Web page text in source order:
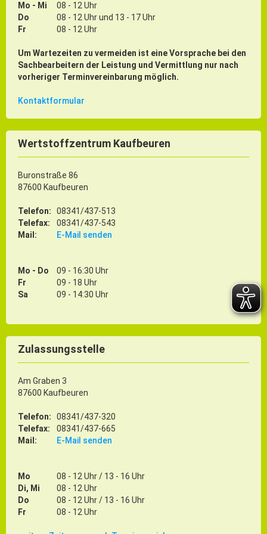
Mo - Mi
08 - 12 Uhr
Do
08 - 12 Uhr und 13 - 17 Uhr
Fr
08 - 12 Uhr
Um Wartezeiten zu vermeiden ist eine Vorsprache bei den
Sachbearbeitern der Leistung und Vermittlung nur nach
vorheriger Terminvereinbarung möglich.
Kontaktformular
Wertstoffzentrum Kaufbeuren
Buronstraße 86
87600 Kaufbeuren
Telefon:
08341/437-513
Telefax:
08341/437-543
Mail:
E-Mail senden
Mo - Do
09 - 16:30 Uhr
Fr
09 - 18 Uhr
Sa
09 - 14:30 Uhr
Zulassungsstelle
Am Graben 3
87600 Kaufbeuren
Telefon:
08341/437-320
Telefax:
08341/437-665
Mail:
E-Mail senden
Mo
08 - 12 Uhr / 13 - 16 Uhr
Di, Mi
08 - 12 Uhr
Do
08 - 12 Uhr / 13 - 16 Uhr
Fr
08 - 12 Uhr